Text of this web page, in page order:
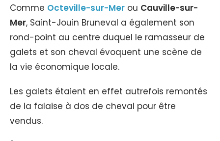
Comme Octeville-sur-Mer ou Cauville-sur-
Mer, Saint-Jouin Bruneval a également son
rond-point au centre duquel le ramasseur de
galets et son cheval évoquent une scène de
la vie économique locale.
Les galets étaient en effet autrefois remontés
de la falaise à dos de cheval pour être
vendus.